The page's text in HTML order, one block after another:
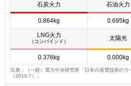
石炭火力
石油火力
0.864kg 0.695kg
LNG火力
（コンバインド） 太陽光
0.376kg 0.000kg
出典：（一財）電力中央研究所「日本の発電技術の
（2010.7）」